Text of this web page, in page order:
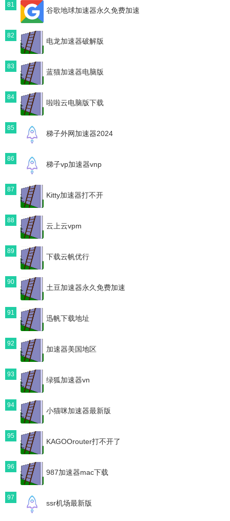
81
谷歌地球加速器永久免费加速
82
电龙加速器破解版
83
蓝猫加速器电脑版
84
啦啦云电脑版下载
85
梯子外网加速器2024
86
梯子vp加速器vnp
87
Kitty加速器打不开
88
云上云vpm
89
下载云帆优行
90
土豆加速器永久免费加速
91
迅帆下载地址
92
加速器美国地区
93
绿狐加速器vn
94
小猫咪加速器最新版
95
KAGOOrouter打不开了
96
987加速器mac下载
97
ssr机场最新版